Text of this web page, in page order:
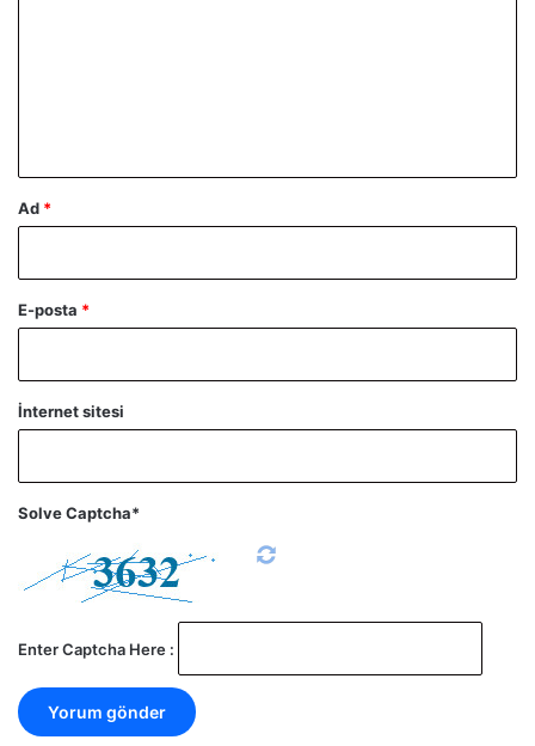
Ad *
E-posta *
İnternet sitesi
Solve Captcha*
Enter Captcha Here :